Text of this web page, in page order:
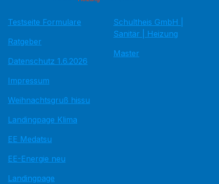
Testseite Formulare
Ratgeber
Datenschutz 1.6.2026
Impressum
Weihnachtsgruß hissu
Landingpage Klima
EE Medatsu
EE-Energie neu
Landingpage
Schultheis GmbH |
Sanitär | Heizung
Master